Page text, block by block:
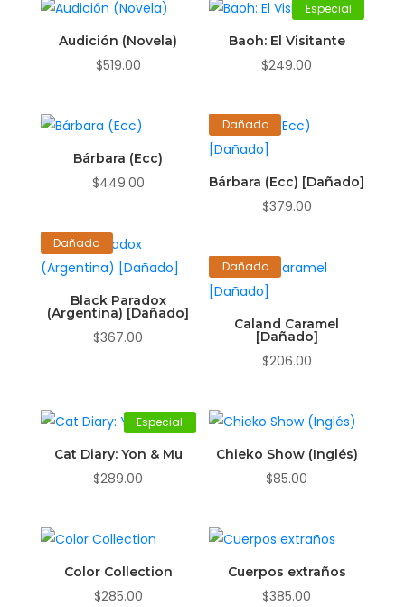
Audición (Novela)
$519.00
Especial
Baoh: El Visitante
$249.00
Bárbara (Ecc)
$449.00
Dañado
Bárbara (Ecc) [Dañado]
$379.00
Dañado
Black Paradox
(Argentina) [Dañado]
$367.00
Dañado
Caland Caramel
[Dañado]
$206.00
Especial
Cat Diary: Yon & Mu
$289.00
Chieko Show (Inglés)
$85.00
Color Collection
$285.00
Cuerpos extraños
$385.00